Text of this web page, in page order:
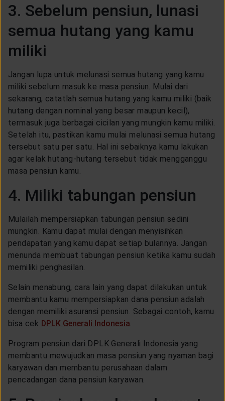
3. Sebelum pensiun, lunasi
semua hutang yang kamu
miliki
Jangan lupa untuk melunasi semua hutang yang kamu
miliki sebelum masuk ke masa pensiun. Mulai dari
sekarang, catatlah semua hutang yang kamu miliki (baik
hutang dengan nominal yang besar maupun kecil),
termasuk juga berbagai cicilan yang mungkin kamu miliki.
Setelah itu, pastikan kamu mulai melunasi semua hutang
tersebut satu per satu. Hal ini sebaiknya kamu lakukan
agar kelak hutang-hutang tersebut tidak mengganggu
masa pensiun kamu.
4. Miliki tabungan pensiun
Mulailah mempersiapkan tabungan pensiun sedini
mungkin. Kamu dapat mulai dengan menyisihkan
pendapatan yang kamu dapat setiap bulannya. Jangan
menunda membuat tabungan pensiun ketika kamu sudah
memiliki penghasilan.
Selain menabung, cara lain yang dapat dilakukan untuk
membantu kamu mempersiapkan dana pensiun adalah
dengan memiliki asuransi pensiun. Sebagai contoh, kamu
bisa cek DPLK Generali Indonesia
Program pensiun dari DPLK Generali Indonesia yang
membantu mewujudkan masa pensiun yang nyaman bagi
karyawan dan membantu perusahaan dalam
pencadangan dana pensiun karyawan.